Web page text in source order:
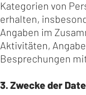
Kategorien von
erhalten,
Angaben im
Aktivitäten,
Besprechungen
3. Zwecke der